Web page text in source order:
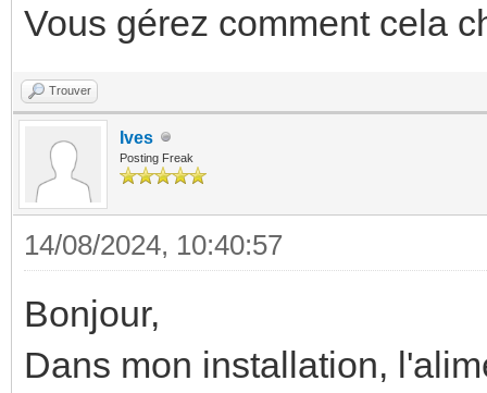
Vous gérez comment cela
Trouver
Ives
Posting Freak
14/08/2024, 10:40:57
Bonjour,
Dans mon installation,